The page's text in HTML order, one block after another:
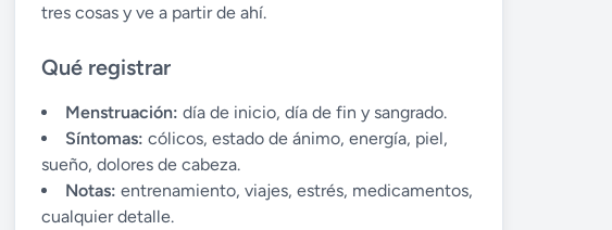
tres cosas y ve a partir de ahí.
Qué registrar
Menstruación: día de inicio, día de fin y sangrado.
Síntomas: cólicos, estado de ánimo, energía, piel,
sueño, dolores de cabeza.
Notas: entrenamiento, viajes, estrés, medicamentos,
cualquier detalle.